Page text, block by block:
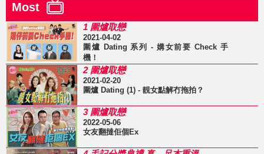
Most
1 圍爐取戀
2021-04-02
圍爐 Dating 系列 - 媾女前要 Check 手
機！
2 圍爐取戀
2021-02-20
圍爐 Dating (1) - 靚女點解冇拖拍？
3 圍爐取戀
2022-05-06
女友翻撻佢個Ex